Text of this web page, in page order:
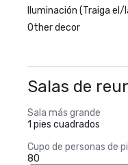
Iluminación (Traiga
Other decor
Salas de
Sala más grande
1 pies cuadrados
Cupo de personas de
80